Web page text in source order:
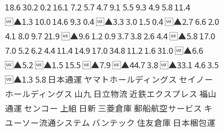
18.6 30.2 0.2 16.1 7.2 5.7 4.7 9.1 5.5 9.3 4.9 5.8 11.4
▲1.3 10.0 14.6 9.3 0.4 ▲3.3 3.0 1.5 0.4 ▲2.7 6.6 2.0
4.1 8.0 9.7 21.9 ▲9.6 1.2 0.9 3.7 3.8 2.6 4.4 ▲5.8 17.0
7.0 5.2 6.2 4.4 11.4 14.9 17.0 34.8 11.2 1.6 31.0 ▲6.6
▲5.2 ▲1.5 15.5 ▲7.9 ▲44.7 3.8 ▲33.1 4.6 3.5
▲1.3 5.8 日本通運 ヤマトホールディングス セイノー
ホールディングス 山九 日立物流 近鉄エクスプレス 福山
通運 センコー 上組 日新 三菱倉庫 郵船航空サービス キ
ユーソー流通システム バンテック 住友倉庫 日本梱包運